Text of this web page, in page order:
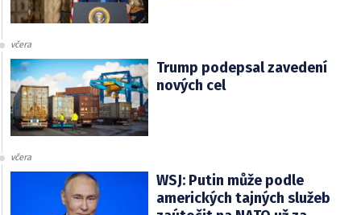
včera
Trump podepsal zavedení
nových cel
včera
WSJ: Putin může podle
amerických tajných služeb